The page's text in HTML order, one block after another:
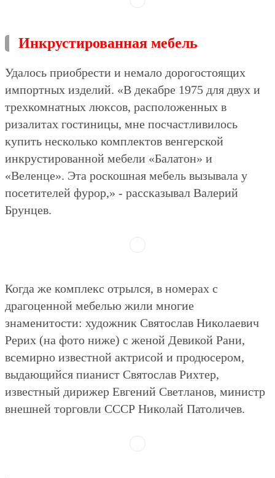
Инкрустированная мебель
Удалось приобрести и немало дорогостоящих
импортных изделий. «В декабре 1975 для двух и
трехкомнатных люксов, расположенных в
ризалитах гостиницы, мне посчастливилось
купить несколько комплектов венгерской
инкрустированной мебели «Балатон» и
«Веленце». Эта роскошная мебель вызывала у
посетителей фурор,» - рассказывал Валерий
Брунцев.
Когда же комплекс отрылся, в номерах с
драгоценной мебелью жили многие
знаменитости: художник Святослав Николаевич
Рерих (на фото ниже) с женой Девикой Рани,
всемирно известной актрисой и продюсером,
выдающийся пианист Святослав Рихтер,
известный дирижер Евгений Светланов, министр
внешней торговли СССР Николай Патоличев.